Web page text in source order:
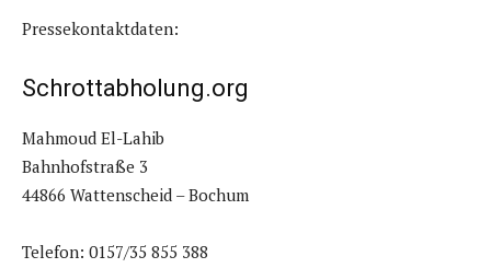
Pressekontaktdaten:
Schrottabholung.org
Mahmoud El-Lahib
Bahnhofstraße 3
44866 Wattenscheid – Bochum
Telefon: 0157/35 855 388